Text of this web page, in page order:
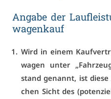
An­ga­be der
wa­gen­kauf
Wird in ei­nem
wa­gen un­ter
stand ge­nannt, ist
chen Sicht des